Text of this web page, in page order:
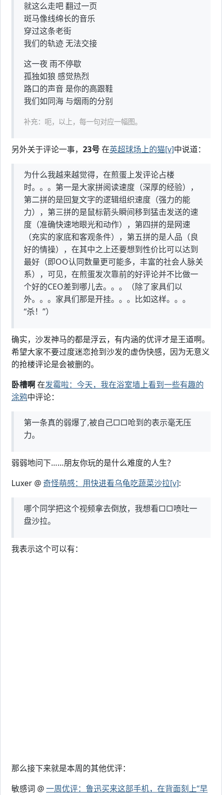
就这么走吧 翻过一页
斑马像线绵长的音乐
穿过这条老街
我们的轨迹 无法交接
这一夜 雨不停歇
孤独如狼 感觉热烈
路口的声音 是你的高跟鞋
我们如同海 与烟雨的分别
补充：呃，以上，每一句对应一幅图。
另外关于评论一事， 23号在英超球场上的猫[v]中说道：
为什么我越来越觉得，在煎蛋上发评论占楼
时。。。第一是大家拼阅读速度（深厚的经验），
第二拼的是回复文字的逻辑组织速度（强力的能
力），第三拼的是鼠标箭头瞬间移到猛击发送的速
度（准确快速地眼光和动作），第四拼的是网速
（充实的家底和客观条件），第五拼的是人品（良
好的情操），在其中之上还要想到性价比可以达到
最好（即OO认同数量更可能多，丰富的社会人脉关
系），可见，在煎蛋发次靠前的好评论并不比做一
个好的CEO差到哪儿去。。。（除了家具们以
外。。。家具们那是开挂。。。比如这样。。。
“杀！”）
确实，沙发神马的都是浮云，有内涵的优评才是王道啊。
希望大家不要过度迷恋抢到沙发的虚伪快感，因为无意义
的抢楼评论是会被删的。
卧槽啊在发霉啦：今天，我在浴室墙上看到一些有趣的
涂鸦中评论：
第一条真的弱爆了,被自己□□呛到的表示毫无压
力。
弱弱地问下……朋友你玩的是什么难度的人生？
Luxer @奇怪萌感：用快进看乌龟吃蔬菜沙拉[v]:
哪个同学把这个视频拿去倒放，我想看□□喷吐一
盘沙拉。
我表示这个可以有：
那么接下来就是本周的其他优评：
敏感词 @一周优评：鲁迅买来这部手机，在背面刻上”早